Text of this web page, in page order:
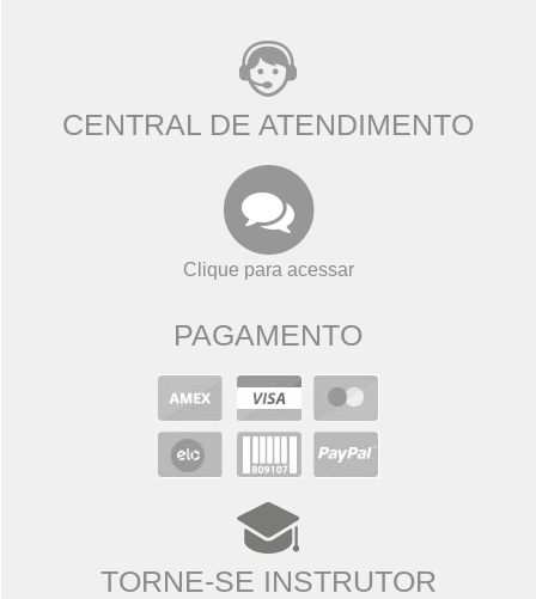
CENTRAL DE ATENDIMENTO
Clique para acessar
PAGAMENTO
TORNE-SE INSTRUTOR